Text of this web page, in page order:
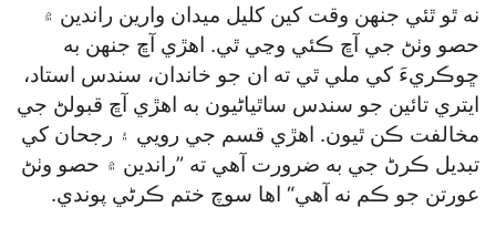
نه ٿو ٿئي جنهن وقت کين کليل ميدان وارين راندين ۾
حصو وٺڻ جي آڇ ڪئي وڃي ٿي. اهڙي آڇ جنهن به
ڇوڪريءَ کي ملي ٿي ته ان جو خاندان، سندس استاد،
ايتري تائين جو سندس ساٿياڻيون به اهڙي آڇ قبولڻ جي
مخالفت ڪن ٿيون. اهڙي قسم جي رويي ۽ رجحان کي
تبديل ڪرڻ جي به ضرورت آهي ته ”راندين ۾ حصو وٺڻ
عورتن جو ڪم نه آهي“ اها سوچ ختم ڪرڻي پوندي.